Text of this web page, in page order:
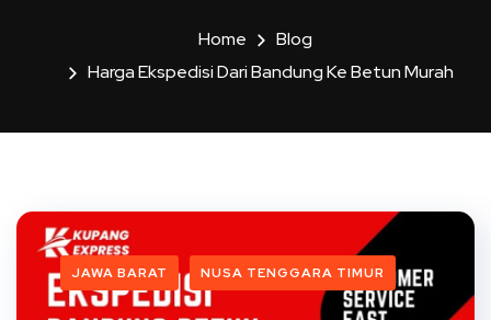
Home
Blog
Harga Ekspedisi Dari Bandung Ke Betun Murah
JAWA BARAT NUSA TENGGARA TIMUR